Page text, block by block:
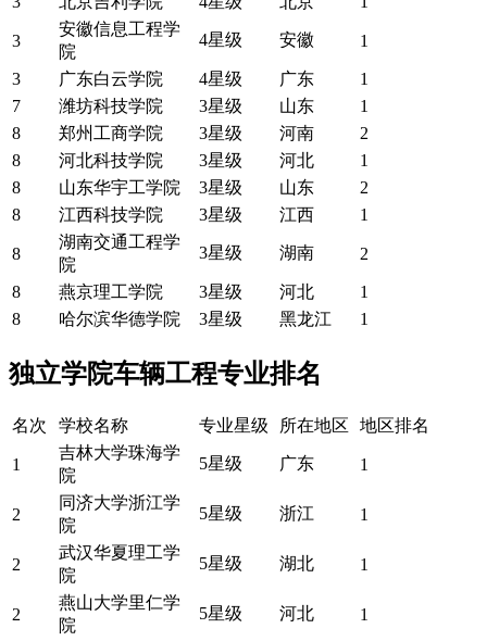
3
安徽信息工程学
院
4星级 安徽 1
3 广东白云学院 4星级 广东
1
7
潍坊科技学院 3星级 山东
1
8
郑州工商学院 3星级 河南
2
8
河北科技学院 3星级 河北
1
8
山东华宇工学院 3星级 山东
2
8
江西科技学院 3星级 江西 1
8
湖南交通工程学
院
3星级 湖南 2
8 燕京理工学院 3星级 河北
1
8
哈尔滨华德学院 3星级 黑龙江 1
独立学院车辆工程专业排名
名次 学校名称 专业星级 所在地区 地区排名
1
吉林大学珠海学
院
5星级 广东 1
2
同济大学浙江学
院
5星级 浙江 1
2
武汉华夏理工学
院
5星级 湖北 1
2
燕山大学里仁学
院
5星级 河北 1